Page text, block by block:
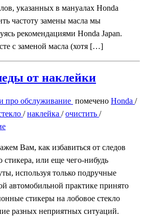
указанных в мануалах Honda
частоту замены масла мы
рекомендациями Honda Japan.
с заменой масла (хотя […]
от наклейки
про обслуживание помечено Honda /
/наклейка /очистить /
Вам, как избавиться от следов
стикера, или еще чего-нибудь
используя только подручные
автомобильной практике принято
стикеры на лобовое стекло
разных неприятных ситуаций.